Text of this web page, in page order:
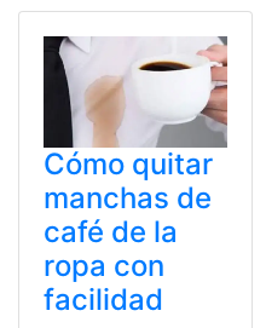
Cómo quitar
manchas de
café de la
ropa con
facilidad